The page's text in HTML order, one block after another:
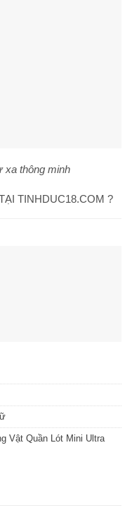
xa thông minh
TINHDUC18.COM ?
Vật Quần Lót Mini Ultra